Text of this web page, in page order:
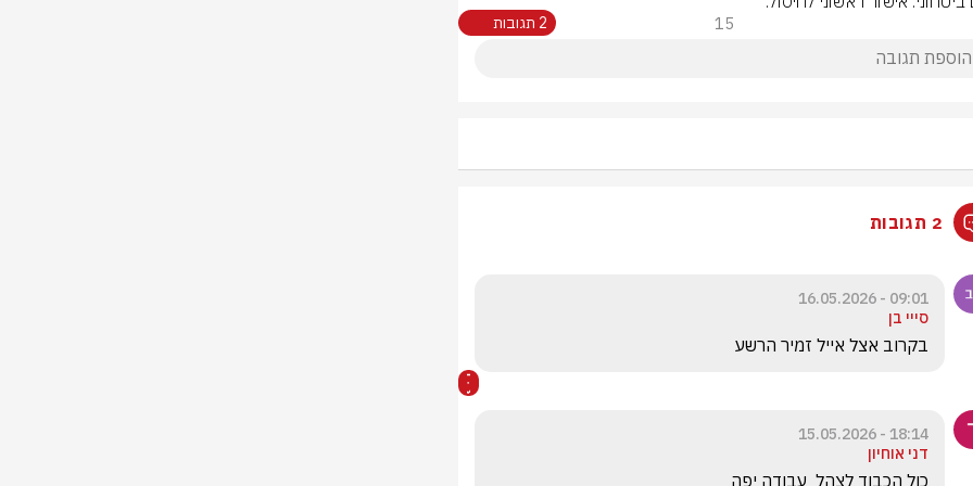
15 2 תגובות
2 תגובות
09:01 - 16.05.2026
סייי בן
בקרוב אצל אייל זמיר הרשע
18:14 - 15.05.2026
דני אוחיון
כול הכבוד לצהל  עבודה יפה